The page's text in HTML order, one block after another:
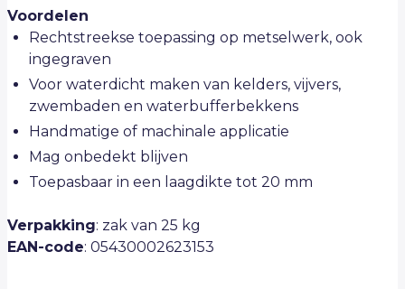
Voordelen
Rechtstreekse toepassing op metselwerk, ook
ingegraven
Voor waterdicht maken van kelders, vijvers,
zwembaden en waterbufferbekkens
Handmatige of machinale applicatie
Mag onbedekt blijven
Toepasbaar in een laagdikte tot 20 mm
Verpakking: zak van 25 kg
EAN-code: 05430002623153